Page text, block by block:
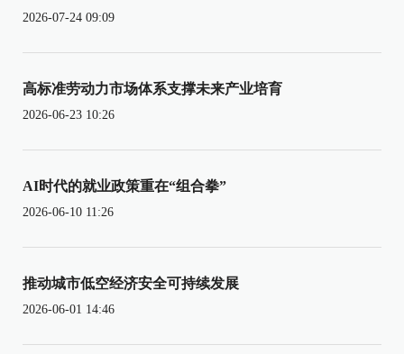
2026-07-24 09:09
高标准劳动力市场体系支撑未来产业培育
2026-06-23 10:26
AI时代的就业政策重在“组合拳”
2026-06-10 11:26
推动城市低空经济安全可持续发展
2026-06-01 14:46